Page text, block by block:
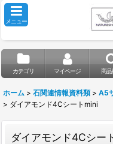
メニュー
カテゴリ マイページ 商品
ホーム > 石関連情報資料類 > A5
> ダイアモンド4Cシートmini
ダイアモンド4Cシー